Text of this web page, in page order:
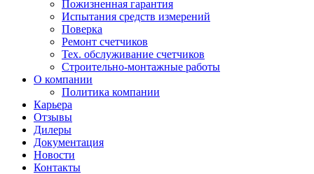
Пожизненная гарантия
Испытания средств измерений
Поверка
Ремонт счетчиков
Тех. обслуживание счетчиков
Строительно-монтажные работы
О компании
Политика компании
Карьера
Отзывы
Дилеры
Документация
Новости
Контакты